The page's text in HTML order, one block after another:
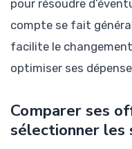
pour résoudre
compte se fait
facilite le
optimiser ses
Comparer ses
sélectionner les